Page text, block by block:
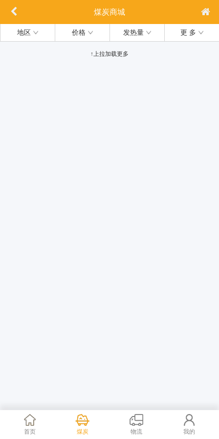
煤炭商城
地区 价格 发热量 更 多
↑上拉加载更多
首页 煤炭 物流 我的